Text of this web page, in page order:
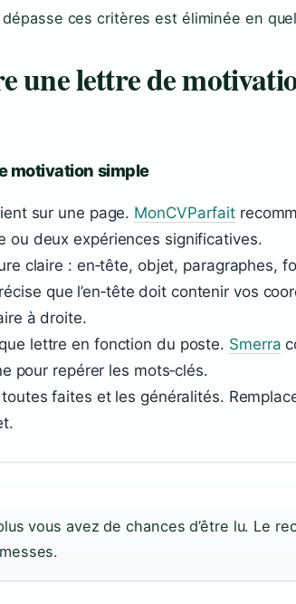
ces critères est éliminée en
une lettre de
motivation simple
sur une page. MonCVParfait
ou deux expériences significatives.
claire : en‑tête, objet, paragraphes,
que l’en‑tête doit contenir vos
à droite.
lettre en fonction du poste. Smerra
pour repérer les mots‑clés.
faites et les généralités.
vous avez de chances d’être lu. Le